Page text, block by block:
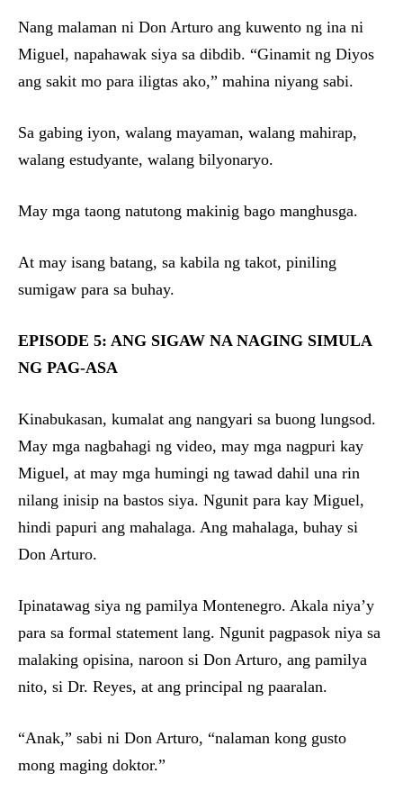
Nang malaman ni Don Arturo ang kuwento ng ina ni
Miguel, napahawak siya sa dibdib. “Ginamit ng Diyos
ang sakit mo para iligtas ako,” mahina niyang sabi.
Sa gabing iyon, walang mayaman, walang mahirap,
walang estudyante, walang bilyonaryo.
May mga taong natutong makinig bago manghusga.
At may isang batang, sa kabila ng takot, piniling
sumigaw para sa buhay.
EPISODE 5: ANG SIGAW NA NAGING SIMULA
NG PAG-ASA
Kinabukasan, kumalat ang nangyari sa buong lungsod.
May mga nagbahagi ng video, may mga nagpuri kay
Miguel, at may mga humingi ng tawad dahil una rin
nilang inisip na bastos siya. Ngunit para kay Miguel,
hindi papuri ang mahalaga. Ang mahalaga, buhay si
Don Arturo.
Ipinatawag siya ng pamilya Montenegro. Akala niya’y
para sa formal statement lang. Ngunit pagpasok niya sa
malaking opisina, naroon si Don Arturo, ang pamilya
nito, si Dr. Reyes, at ang principal ng paaralan.
“Anak,” sabi ni Don Arturo, “nalaman kong gusto
mong maging doktor.”